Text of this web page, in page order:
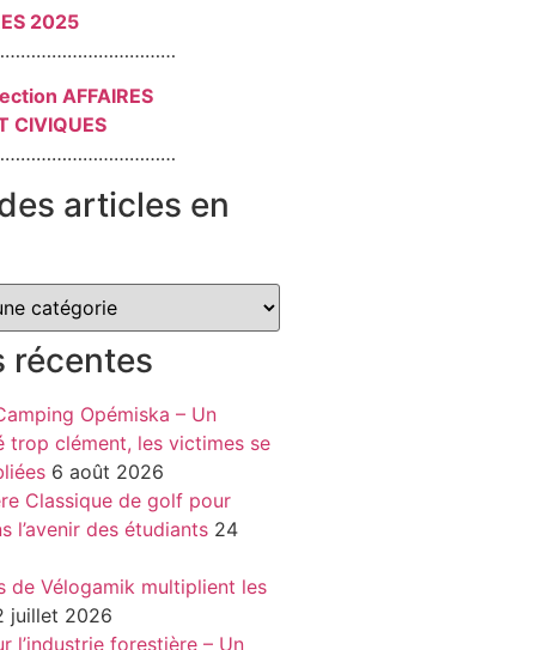
2025
AFFAIRES
CIVIQUES
articles en
récentes
Opémiska – Un
trop clément, les victimes se
6 août 2026
Classique de golf pour
l’avenir des étudiants 24
de Vélogamik multiplient les
juillet 2026
l’industrie forestière – Un